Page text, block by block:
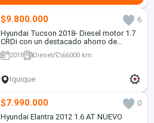
$9.800.000
6
Hyundai Tucson 2018- Diesel motor 1.7
CRDi con un destacado ahorro de
combustible, en Excelente estado
2018 Diesel 66000 km
Iquique
$7.990.000
0
Hyundai Elantra 2012 1.6 AT NUEVO